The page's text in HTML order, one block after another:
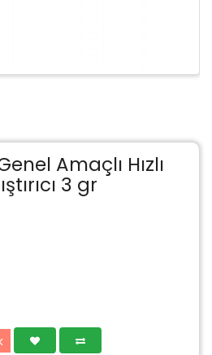
Amaçlı Hızlı
3 gr